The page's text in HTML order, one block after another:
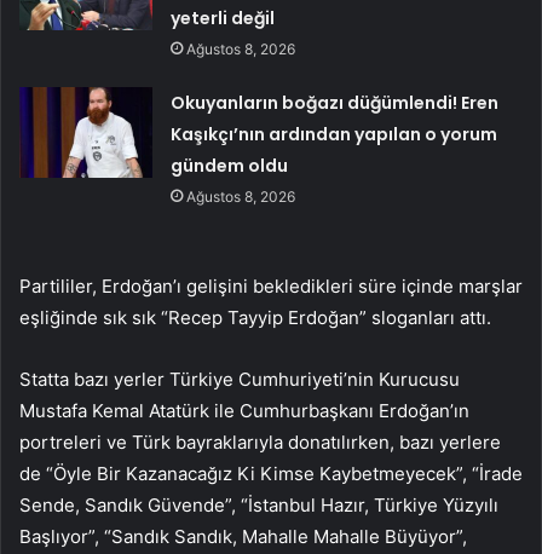
yeterli değil
Ağustos 8, 2026
Okuyanların boğazı düğümlendi! Eren
Kaşıkçı’nın ardından yapılan o yorum
gündem oldu
Ağustos 8, 2026
Partililer, Erdoğan’ı gelişini bekledikleri süre içinde marşlar
eşliğinde sık sık “Recep Tayyip Erdoğan” sloganları attı.
Statta bazı yerler Türkiye Cumhuriyeti’nin Kurucusu
Mustafa Kemal Atatürk ile Cumhurbaşkanı Erdoğan’ın
portreleri ve Türk bayraklarıyla donatılırken, bazı yerlere
de “Öyle Bir Kazanacağız Ki Kimse Kaybetmeyecek”, “İrade
Sende, Sandık Güvende”, “İstanbul Hazır, Türkiye Yüzyılı
Başlıyor”, “Sandık Sandık, Mahalle Mahalle Büyüyor”,